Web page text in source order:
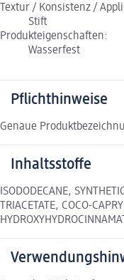
Textur / Konsistenz /
Stift
Produkteigenschaften:
Wasserfest
Pflichthinweise
Genaue
Inhaltsstoffe
ISODODECANE,
TRIACETATE, COCO-